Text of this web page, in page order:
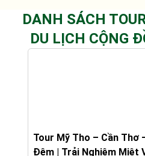
DANH SÁCH
DU LỊCH CỘNG
Tour Mỹ Tho – Cần Thơ
Đêm | Trải Nghiệm Miệt